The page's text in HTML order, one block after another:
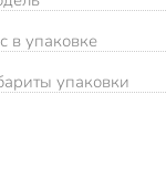
в упаковке
упаковки